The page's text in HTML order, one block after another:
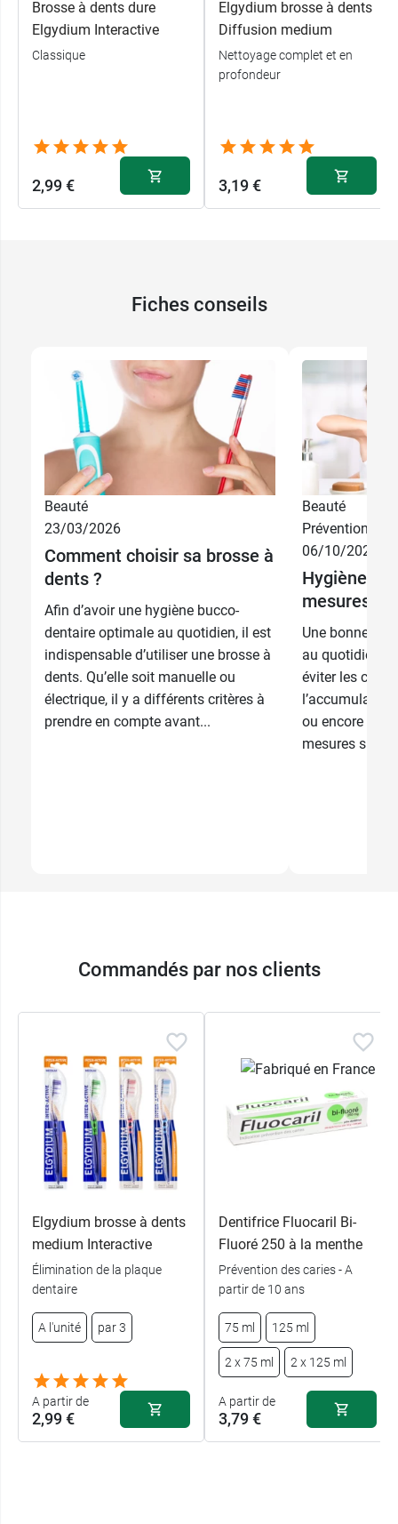
Brosse à dents dure
Elgydium Interactive
Classique
2,99 €
Elgydium brosse à dents
Diffusion medium
Nettoyage complet et en
profondeur
3,19 €
Fiches conseils
Beauté
23/03/2026
Comment choisir sa brosse à
dents ?
Afin d’avoir une hygiène bucco-
dentaire optimale au quotidien, il est
indispensable d’utiliser une brosse à
dents. Qu’elle soit manuelle ou
électrique, il y a différents critères à
prendre en compte avant...
Beauté
Prévention
06/10/2025
Hygiène
mesures
Une bonne
au quotidien
éviter les
ou encore la
mesures
Commandés par nos clients
Elgydium brosse à dents
medium Interactive
Élimination de la plaque
dentaire
A l'unité par 3
A partir de
2,99 €
Dentifrice Fluocaril Bi-
Fluoré 250 à la menthe
Prévention des caries - A
partir de 10 ans
75 ml 125 ml
2 x 75 ml 2 x 125 ml
A partir de
3,79 €